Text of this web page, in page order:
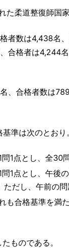
柔道整復師国
者数は4,438名
合格者は4,244
、合格者数は
準は次のとおり。
1点とし、全30
1点とし、午後
ただし、午前の
も合格基準を満
ものである。